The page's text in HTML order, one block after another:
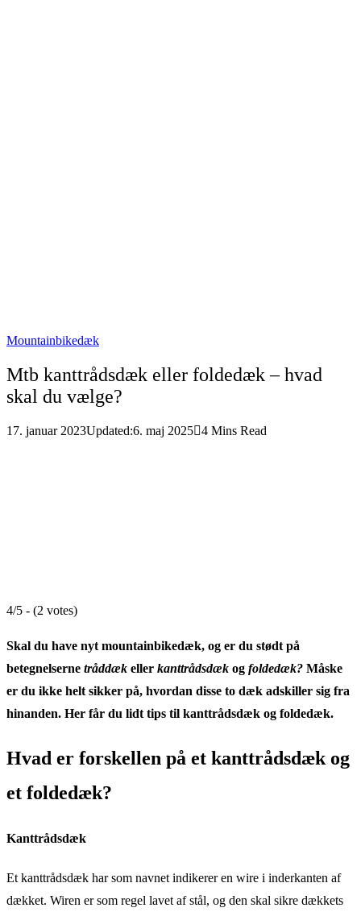
Mountainbikedæk
Mtb kanttrådsdæk eller foldedæk – hvad
skal du vælge?
17. januar 2023Updated:6. maj 2025 4 Mins Read
4/5 - (2 votes)
Skal du have nyt mountainbikedæk, og er du stødt på
betegnelserne tråddæk eller kanttrådsdæk og foldedæk? Måske
er du ikke helt sikker på, hvordan disse to dæk adskiller sig fra
hinanden. Her får du lidt tips til kanttrådsdæk og foldedæk.
Hvad er forskellen på et kanttrådsdæk og
et foldedæk?
Kanttrådsdæk
Et kanttrådsdæk har som navnet indikerer en wire i inderkanten af
dækket. Wiren er som regel lavet af stål, og den skal sikre dækkets